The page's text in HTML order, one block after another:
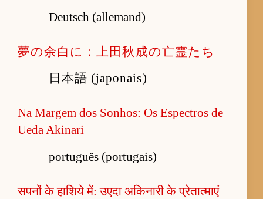
Deutsch (allemand)
夢の余白に：上田秋成の亡霊たち
日本語 (japonais)
Na Margem dos Sonhos: Os Espectros de
Ueda Akinari
português (portugais)
सपनों के हाशिये में: उएदा अकिनारी के प्रेतात्माएं